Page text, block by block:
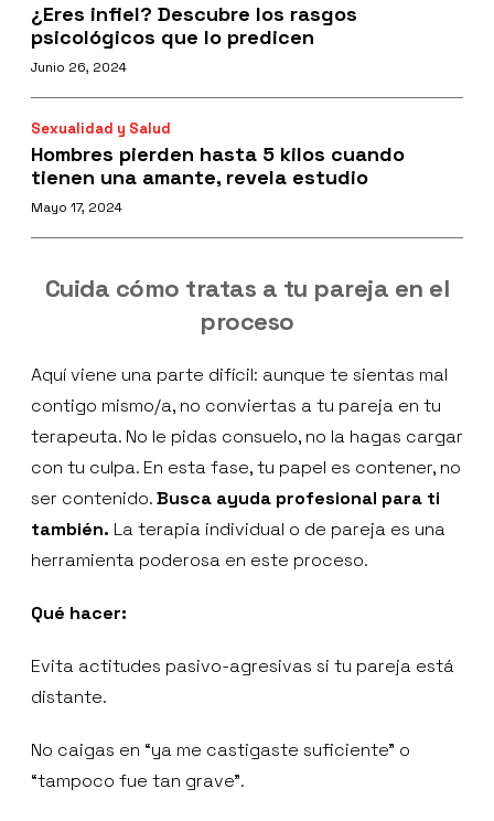
¿Eres infiel? Descubre los rasgos
psicológicos que lo predicen
Junio 26, 2024
Sexualidad y Salud
Hombres pierden hasta 5 kilos cuando
tienen una amante, revela estudio
Mayo 17, 2024
Cuida cómo tratas a tu pareja en el
proceso
Aquí viene una parte difícil: aunque te sientas mal
contigo mismo/a, no conviertas a tu pareja en tu
terapeuta. No le pidas consuelo, no la hagas cargar
con tu culpa. En esta fase, tu papel es contener, no
ser contenido.Busca ayuda profesional para ti
también. La terapia individual o de pareja es una
herramienta poderosa en este proceso.
Qué hacer:
Evita actitudes pasivo-agresivas si tu pareja está
distante.
No caigas en “ya me castigaste suficiente” o
“tampoco fue tan grave”.